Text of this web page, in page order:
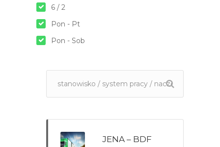
6 / 2
Pon - Pt
Pon - Sob
JENA – BDF